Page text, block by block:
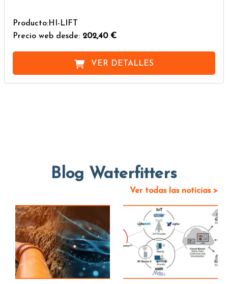
Producto:HI-LIFT
Precio web desde: 202,40 €
VER DETALLES
Blog Waterfitters
Ver todas las noticias >